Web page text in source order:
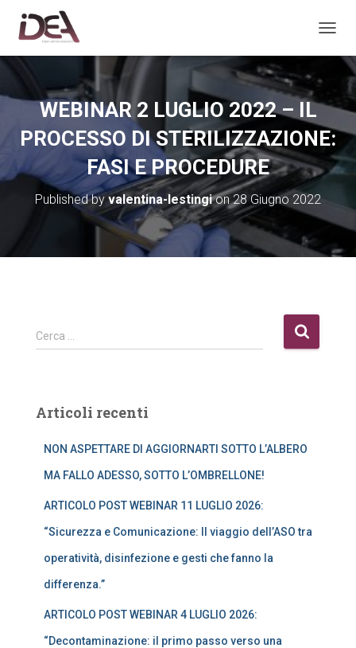
WEBINAR 2 LUGLIO 2022 – IL
PROCESSO DI STERILIZZAZIONE:
FASI E PROCEDURE
Published byvalentina-lestingion28 Giugno 2022
R
i
c
Cerca …
Articoli recenti
NON ASPETTARE DI AGGIORNARTI SOTTO L’ALBERO
MA FALLO ADESSO, SOTTO L’OMBRELLONE!
ARTICOLO POST WEBINAR 11 LUGLIO 2026:
“Sicurezza e Comunicazione: Il viaggio dell’ASO tra
operatività, disinfezione e gesti che fanno la
differenza.”
ARTICOLO POST WEBINAR 4 LUGLIO 2026:
“Decontaminazione: il primo passo verso una